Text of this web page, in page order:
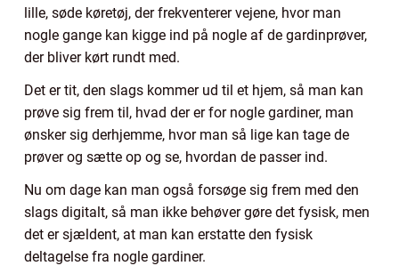
lille, søde køretøj, der frekventerer vejene, hvor man
nogle gange kan kigge ind på nogle af de gardinprøver,
der bliver kørt rundt med.
Det er tit, den slags kommer ud til et hjem, så man kan
prøve sig frem til, hvad der er for nogle gardiner, man
ønsker sig derhjemme, hvor man så lige kan tage de
prøver og sætte op og se, hvordan de passer ind.
Nu om dage kan man også forsøge sig frem med den
slags digitalt, så man ikke behøver gøre det fysisk, men
det er sjældent, at man kan erstatte den fysisk
deltagelse fra nogle gardiner.